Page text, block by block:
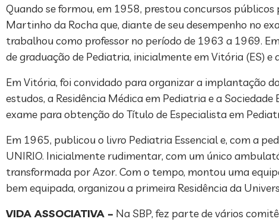
Quando se formou, em 1958, prestou concursos públicos
Martinho da Rocha que, diante de seu desempenho no
trabalhou como professor no período de 1963 a 1969.
de graduação de Pediatria, inicialmente em Vitória (ES) e
Em Vitória, foi convidado para organizar a implantação
estudos, a Residência Médica em Pediatria e a
exame para obtenção do Título de Especialista em
Em 1965, publicou o livro Pediatria Essencial e, com a
UNIRIO. Inicialmente rudimentar, com um único
transformada por Azor. Com o tempo, montou uma
bem equipada, organizou a primeira Residência da
VIDA ASSOCIATIVA – Na SBP, fez parte de vários